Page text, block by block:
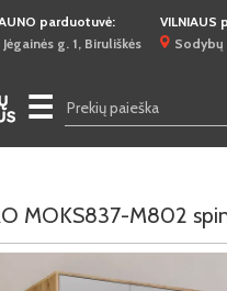
parduotuvė:
Jėgainės g. 1, Biruliškės
VILNIAUS
Sodybų
☰
MOKS837-M802